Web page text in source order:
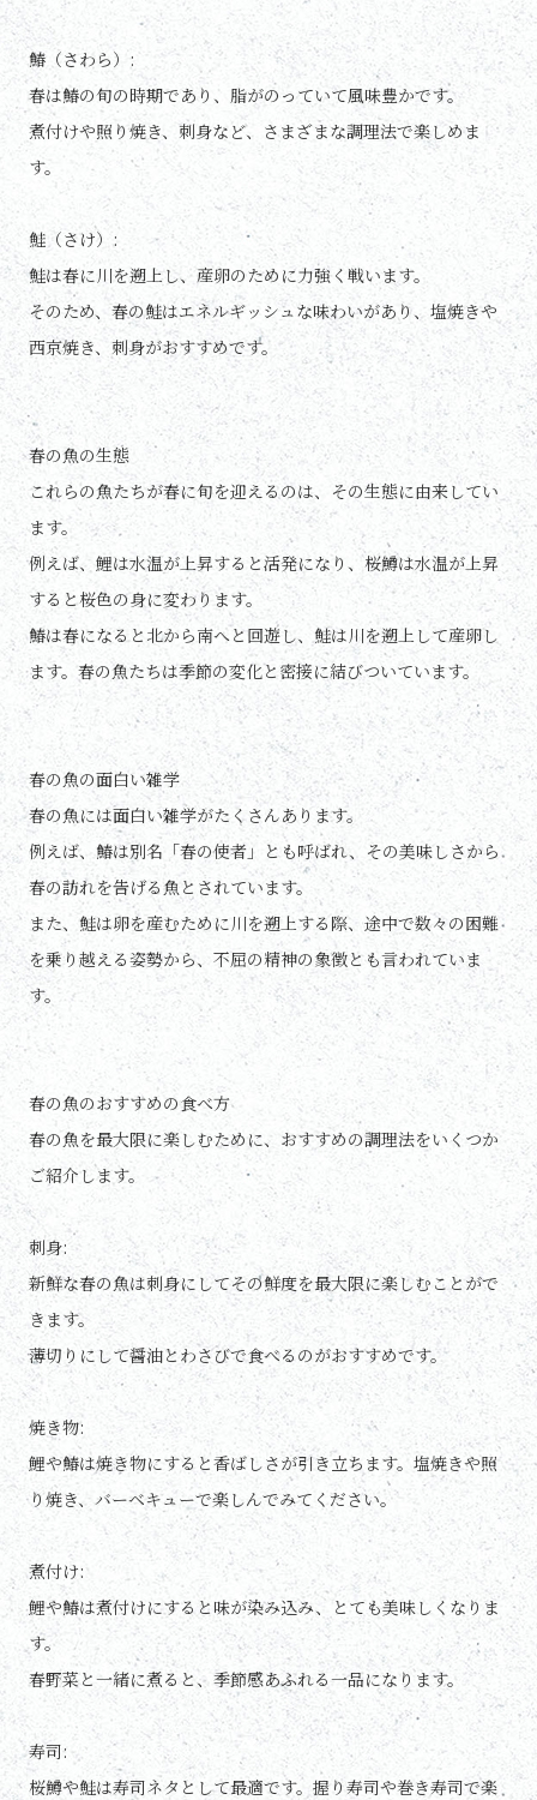
鰆（さわら）:
春は鰆の旬の時期であり、脂がのっていて風味豊かです。
煮付けや照り焼き、刺身など、さまざまな調理法で楽しめま
す。
鮭（さけ）:
鮭は春に川を遡上し、産卵のために力強く戦います。
そのため、春の鮭はエネルギッシュな味わいがあり、塩焼きや
西京焼き、刺身がおすすめです。
春の魚の生態
これらの魚たちが春に旬を迎えるのは、その生態に由来してい
ます。
例えば、鯉は水温が上昇すると活発になり、桜鱒は水温が上昇
すると桜色の身に変わります。
鰆は春になると北から南へと回遊し、鮭は川を遡上して産卵し
ます。春の魚たちは季節の変化と密接に結びついています。
春の魚の面白い雑学
春の魚には面白い雑学がたくさんあります。
例えば、鰆は別名「春の使者」とも呼ばれ、その美味しさから
春の訪れを告げる魚とされています。
また、鮭は卵を産むために川を遡上する際、途中で数々の困難
を乗り越える姿勢から、不屈の精神の象徴とも言われていま
す。
春の魚のおすすめの食べ方
春の魚を最大限に楽しむために、おすすめの調理法をいくつか
ご紹介します。
刺身:
新鮮な春の魚は刺身にしてその鮮度を最大限に楽しむことがで
きます。
薄切りにして醤油とわさびで食べるのがおすすめです。
焼き物:
鯉や鰆は焼き物にすると香ばしさが引き立ちます。塩焼きや照
り焼き、バーベキューで楽しんでみてください。
煮付け:
鯉や鰆は煮付けにすると味が染み込み、とても美味しくなりま
す。
春野菜と一緒に煮ると、季節感あふれる一品になります。
寿司:
桜鱒や鮭は寿司ネタとして最適です。握り寿司や巻き寿司で楽